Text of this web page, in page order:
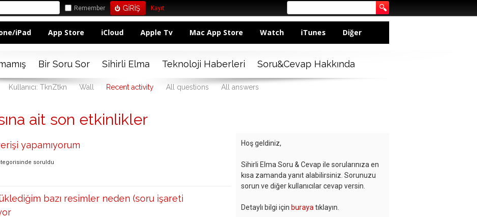
Remember Kayıt
iPad App Store iCloud Apple Tv Mac App Store Watch iTunes Diğer
Bir Soru Sor Sihirli Elma Teknoloji Haberleri Soru&Cevap Hakkında
Kullanıcı: TknZtkn Wall Recent activity All questions All answers
ait son etkinlikler
yapamıyorum
soruldu
bazı resimler neden (soru işareti
Hoş geldiniz,
Sihirli Elma Soru & Cevap ile sorularınıza en
kısa zamanda yanıt alabilirsiniz. Sorunuzu
sorun ve diğer kullanıcılar cevap versin.
Detaylı bilgi için buraya tıklayın.